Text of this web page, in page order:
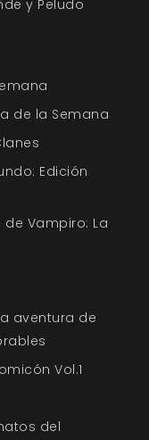
y Peludo
de la Semana
Edición
Vampiro: La
aventura de
Vol.1
del